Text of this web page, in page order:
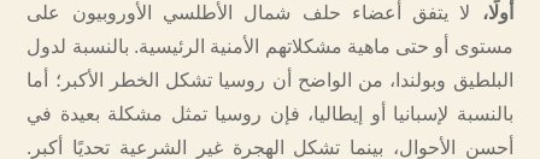
أولًا، لا يتفق أعضاء حلف شمال الأطلسي الأوروبيون على
مستوى أو حتى ماهية مشكلاتهم الأمنية الرئيسية. بالنسبة لدول
البلطيق وبولندا، من الواضح أن روسيا تشكل الخطر الأكبر؛ أما
بالنسبة لإسبانيا أو إيطاليا، فإن روسيا تمثل مشكلة بعيدة في
أحسن الأحوال، بينما تشكل الهجرة غير الشرعية تحديًا أكبر.